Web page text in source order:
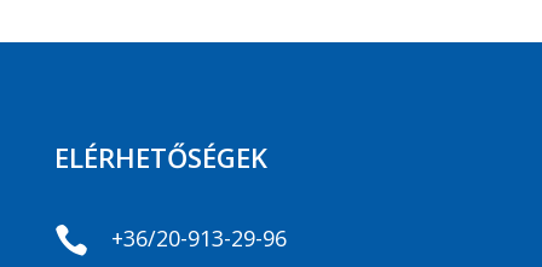
ELÉRHETŐSÉGEK
 +36/20-913-29-96